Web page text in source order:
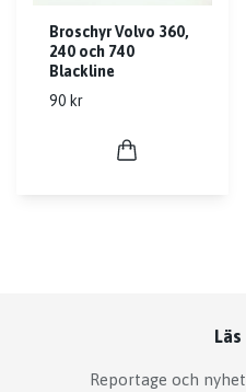
Broschyr Volvo 360,
240 och 740
Blackline
90 kr
Läs
Reportage och